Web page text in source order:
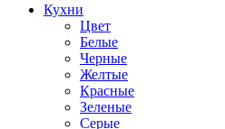
Кухни
Цвет
Белые
Черные
Желтые
Красные
Зеленые
Серые